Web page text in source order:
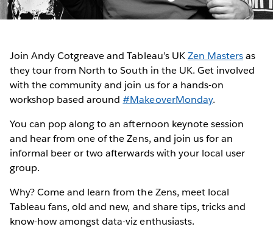
Join Andy Cotgreave and Tableau’s UKZen Mastersas
they tour from North to South in the UK. Get involved
with the community and join us for a hands-on
workshop based around#MakeoverMonday.
You can pop along to an afternoon keynote session
and hear from one of the Zens, and join us for an
informal beer or two afterwards with your local user
group.
Why? Come and learn from the Zens, meet local
Tableau fans, old and new, and share tips, tricks and
know-how amongst data-viz enthusiasts.